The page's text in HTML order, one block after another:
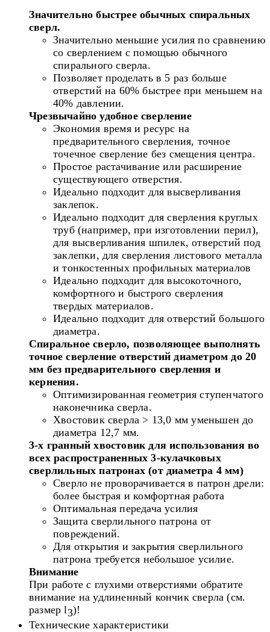
Значительно быстрее обычных спиральных
сверл.
Значительно меньшие усилия по сравнению
со сверлением с помощью обычного
спирального сверла.
Позволяет проделать в 5 раз больше
отверстий на 60% быстрее при меньшем на
40% давлении.
Чрезвычайно удобное сверление
Экономия время и ресурс на
предварительного сверления, точное
точечное сверление без смещения центра.
Простое растачивание или расширение
существующего отверстия.
Идеально подходит для высверливания
заклепок.
Идеально подходит для сверления круглых
труб (например, при изготовлении перил),
для высверливания шпилек, отверстий под
заклепки, для сверления листового металла
и тонкостенных профильных материалов
Идеально подходит для высокоточного,
комфортного и быстрого сверления
твердых материалов.
Идеально подходит для отверстий большого
диаметра.
Cпиральное сверло, позволяющее выполнять
точное сверлениеотверстий диаметром до 20
мм без предварительного сверления и
кернения.
Оптимизированная геометрия ступенчатого
наконечника сверла.
Хвостовик сверла > 13,0 мм уменьшен до
диаметра 12,7 мм.
3-х гранный хвостовик для использования во
всех распространенных 3-кулачковых
сверлильных патронах (от диаметра 4 мм)
Сверло не проворачивается в патрон дрели:
более быстрая и комфортная работа
Оптимальная передача усилия
Защита сверлильного патрона от
повреждений.
Для открытия и закрытия сверлильного
патрона требуется небольшое усилие.
Внимание
При работе с глухими отверстиями обратите
внимание на удлиненный кончик сверла (см.
размер l3)!
Технические характеристики